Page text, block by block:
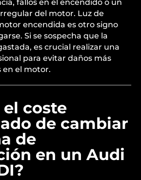
fallos en el encendido o un
del motor. Luz de
encendida es otro signo
Si se sospecha que la
es crucial realizar una
para evitar daños más
en el motor.
el coste
de cambiar
de
en un Audi